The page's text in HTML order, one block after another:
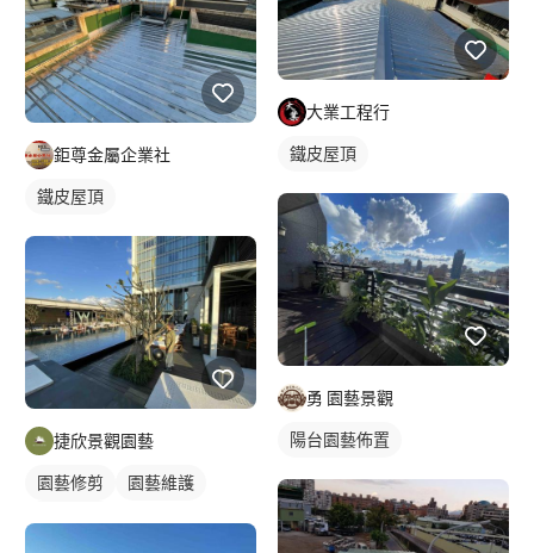
鉅尊金屬企業社
鐵皮屋頂
捷欣景觀園藝
園藝修剪
園藝維護
大業工程行
鐵皮屋頂
勇 園藝景觀
陽台園藝佈置